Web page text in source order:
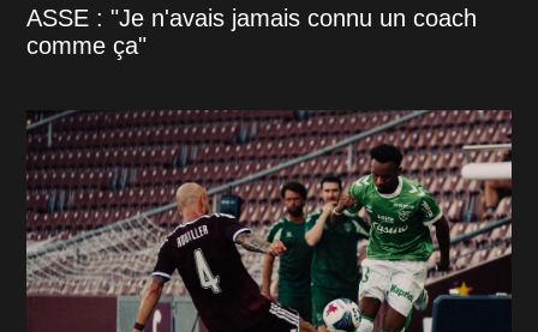
ASSE : "Je n'avais jamais connu un coach
comme ça"